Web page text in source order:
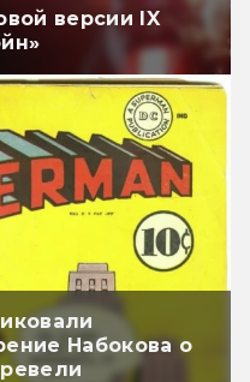
версии IX
Набокова о